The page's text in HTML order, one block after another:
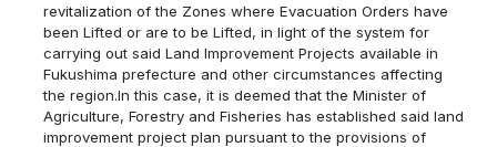
revitalization of the Zones where Evacuation Orders have
been Lifted or are to be Lifted, in light of the system for
carrying out said Land Improvement Projects available in
Fukushima prefecture and other circumstances affecting
the region.In this case, it is deemed that the Minister of
Agriculture, Forestry and Fisheries has established said land
improvement project plan pursuant to the provisions of